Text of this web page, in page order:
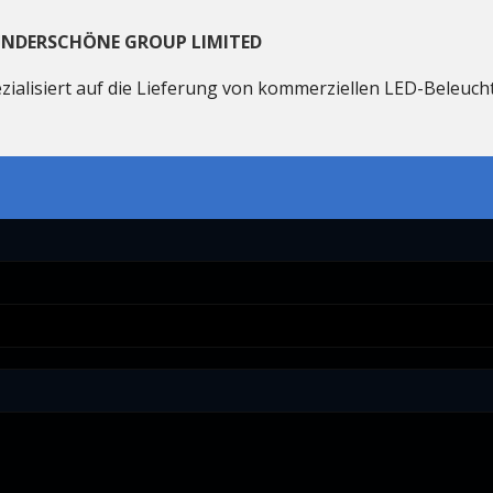
GROUP LIMITED
auf die Lieferung von kommerziellen LED-